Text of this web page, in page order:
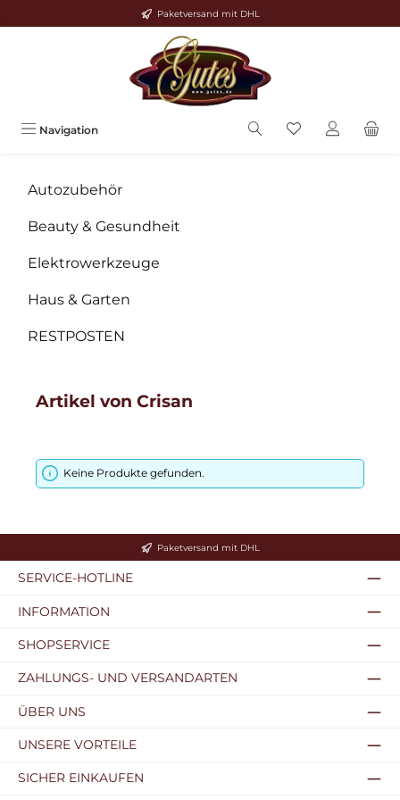
Zum Hauptinhalt springen Paketversand mit DHL
Navigation
Autozubehör
Beauty & Gesundheit
Elektrowerkzeuge
Haus & Garten
RESTPOSTEN
Artikel von Crisan
Keine Produkte gefunden.
Paketversand mit DHL
SERVICE-HOTLINE
INFORMATION
SHOPSERVICE
ZAHLUNGS- UND VERSANDARTEN
ÜBER UNS
UNSERE VORTEILE
SICHER EINKAUFEN